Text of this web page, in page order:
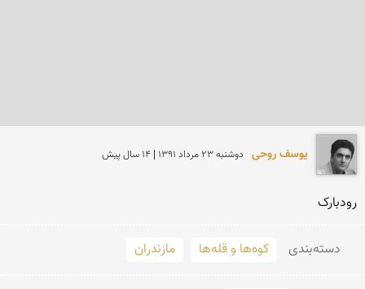
یوسف روحی دوشنبه 23 مرداد 1391 | 14 سال پیش
رودبارک
دسته‌بندی کوه‌ها و قله‌ها مازندران